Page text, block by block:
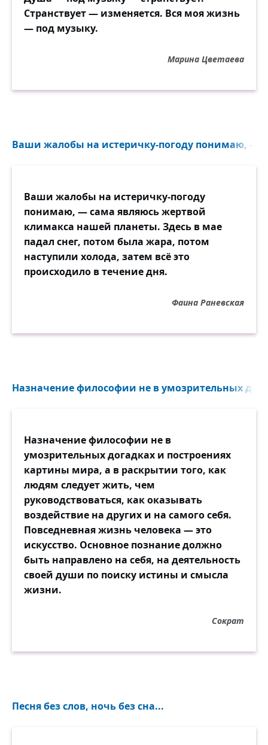
Странствует — изменяется. Вся моя жизнь
— под музыку.
Марина Цветаева
Ваши жалобы на истеричку-погоду понимаю, —
Ваши жалобы на истеричку-погоду
понимаю, — сама являюсь жертвой
климакса нашей планеты. Здесь в мае
падал снег, потом была жара, потом
наступили холода, затем всё это
происходило в течение дня.
Фаина Раневская
Назначение философии не в умозрительных
Назначение философии не в
умозрительных догадках и построениях
картины мира, а в раскрытии того, как
людям следует жить, чем
руководствоваться, как оказывать
воздействие на других и на самого себя.
Повседневная жизнь человека — это
искусство. Основное познание должно
быть направлено на себя, на деятельность
своей души по поиску истины и смысла
жизни.
Сократ
Песня без слов, ночь без сна...